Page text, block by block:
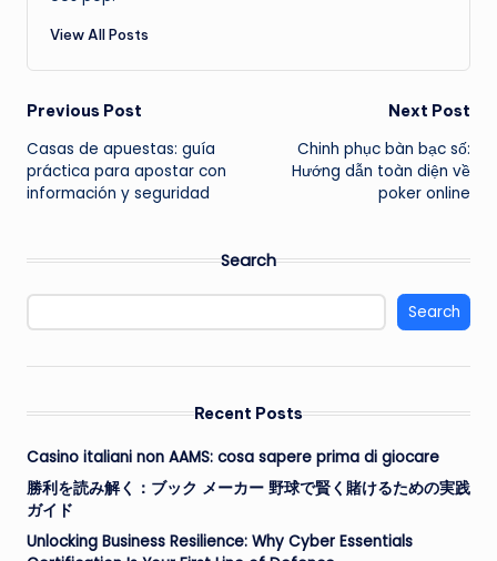
View All Posts
Post
navigation
Previous Post
Casas de apuestas: guía
práctica para apostar con
información y seguridad
Next Post
Chinh phục bàn bạc số:
Hướng dẫn toàn diện về
poker online
Search
Search
Recent Posts
Casino italiani non AAMS: cosa sapere prima di giocare
勝利を読み解く：ブック メーカー 野球で賢く賭けるための実践
ガイド
Unlocking Business Resilience: Why Cyber Essentials